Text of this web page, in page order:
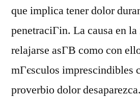
que implica tener dolor
penetraciГіn. La causa en
relajarse asГ­В­ como con
mГєsculos imprescindibles
proverbio dolor